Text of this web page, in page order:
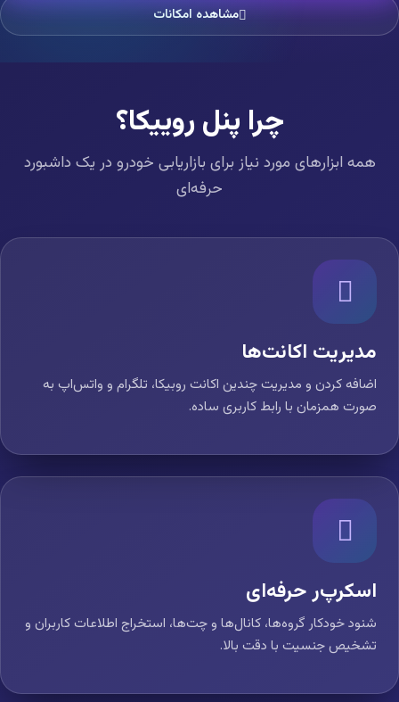
مشاهده امکانات
چرا پنل روییکا؟
همه ابزارهای مورد نیاز برای بازاریابی خودرو در یک داشبورد
حرفه‌ای
مدیریت اکانت‌ها
اضافه کردن و مدیریت چندین اکانت روبیکا، تلگرام و واتس‌اپ به
صورت همزمان با رابط کاربری ساده.
اسکرپ‌ر حرفه‌ای
شنود خودکار گروه‌ها، کانال‌ها و چت‌ها، استخراج اطلاعات کاربران و
تشخیص جنسیت با دقت بالا.